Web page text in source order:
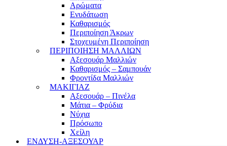
Αρώματα
Ενυδάτωση
Καθαρισμός
Περιποίηση Άκρων
Στοχευμένη Περιποίηση
ΠΕΡΙΠΟΙΗΣΗ ΜΑΛΛΙΩΝ
Αξεσουάρ Μαλλιών
Καθαρισμός – Σαμπουάν
Φροντίδα Μαλλιών
ΜΑΚΙΓΙΑΖ
Αξεσουάρ – Πινέλα
Μάτια – Φρύδια
Νύχια
Πρόσωπο
Χείλη
ΕΝΔΥΣΗ-ΑΞΕΣΟΥΑΡ